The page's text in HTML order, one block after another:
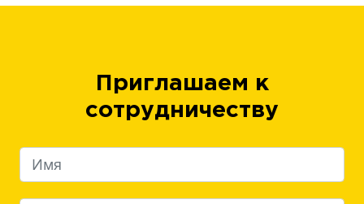
Приглашаем к
сотрудничеству